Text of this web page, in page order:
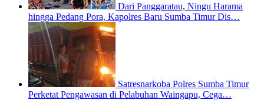
Dari Panggaratau, Ningu Harama
hingga Pedang Pora, Kapolres Baru Sumba Timur Dis…
Satresnarkoba Polres Sumba Timur
Perketat Pengawasan di Pelabuhan Waingapu, Cega…